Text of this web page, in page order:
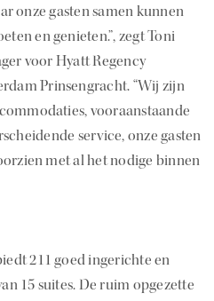
onze gasten samen kunnen
en genieten.”, zegt Toni
voor Hyatt Regency
Prinsengracht. “Wij zijn
vooraanstaande
service, onze gasten
met al het nodige binnen
211 goed ingerichte en
15 suites. De ruim opgezette